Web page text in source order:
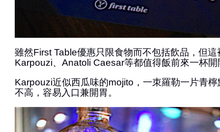
雖然First Table優惠只限食物而不包括飲品，但
Karpouzi、Anatoli Caesar等都值得飯前來一杯開
Karpouzi近似西瓜味的mojito，一朿羅勒一片青
不高，容易入口兼開胃。